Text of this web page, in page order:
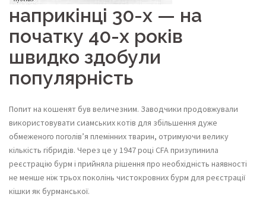
наприкінці 30-х — на
початку 40-х років
швидко здобули
популярність
Попит на кошенят був величезним. Заводчики продовжували
використовувати сиамських котів для збільшення дуже
обмеженого поголів’я племінних тварин, отримуючи велику
кількість гібридів. Через це у 1947 році CFA призупинила
реєстрацію бурм і прийняла рішення про необхідність наявності
не менше ніж трьох поколінь чистокровних бурм для реєстрації
кішки як бурманської.